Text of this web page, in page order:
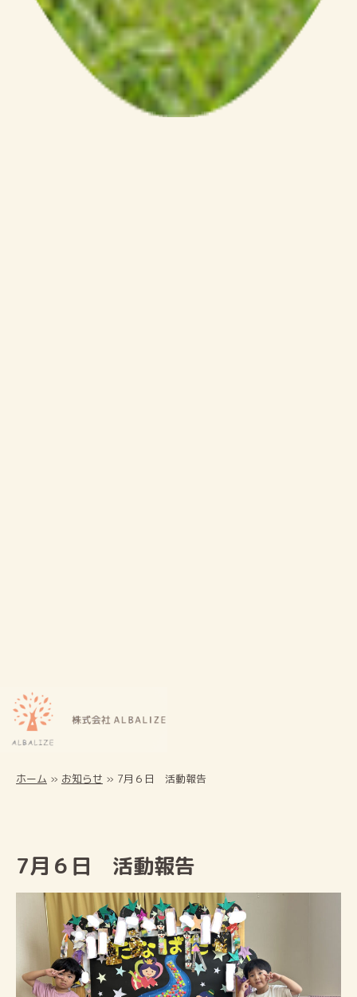
ホーム » お知らせ » 7月６日 活動報告
7月６日 活動報告